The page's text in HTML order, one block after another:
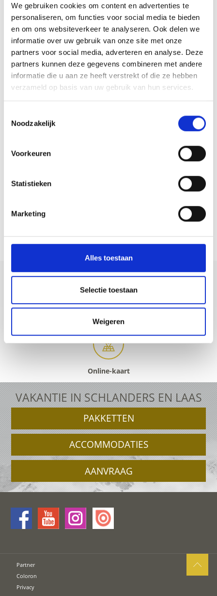
We gebruiken cookies om content en advertenties te
personaliseren, om functies voor social media te bieden
en om ons websiteverkeer te analyseren. Ook delen we
informatie over uw gebruik van onze site met onze
partners voor social media, adverteren en analyse. Deze
partners kunnen deze gegevens combineren met andere
informatie die u aan ze heeft verstrekt of die ze hebben
verzameld op basis van uw gebruik van hun services.
Noodzakelijk
Voorkeuren
Statistieken
Marketing
Alles toestaan
Selectie toestaan
Weigeren
Spielvereinigung Unterhaching
Meer interessante links
+39 0473 73 01 55 info@schlanders-laas.it
Online-kaart
VAKANTIE IN SCHLANDERS EN LAAS
PAKKETTEN
ACCOMMODATIES
AANVRAAG
Partner
Coloron
Privacy